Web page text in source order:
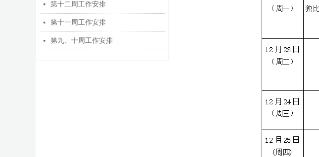
넷 第十二周工作安排
넷 第十一周工作安排
넷 第九、十周工作安排